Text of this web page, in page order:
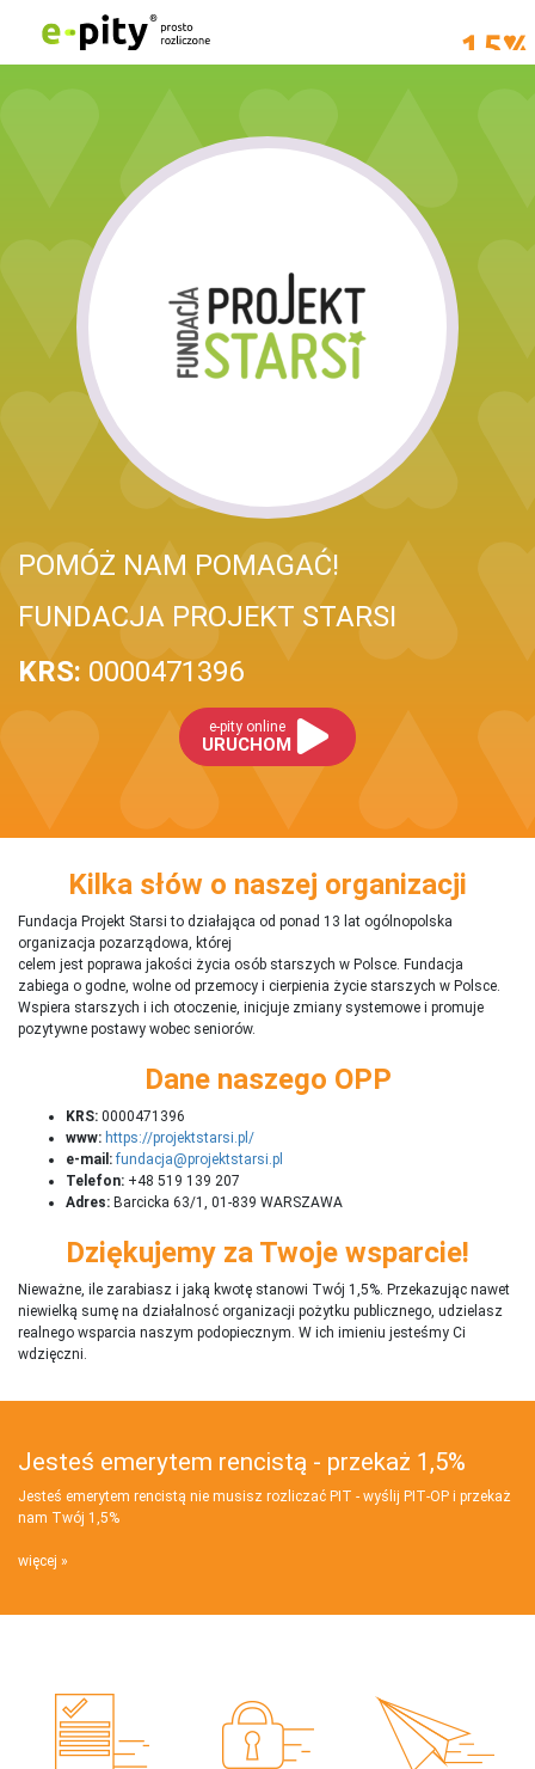
POMÓŻ NAM POMAGAĆ!
FUNDACJA PROJEKT STARSI
KRS: 0000471396
e-pity online
URUCHOM
Kilka słów o naszej organizacji
Fundacja Projekt Starsi to działająca od ponad 13 lat ogólnopolska
organizacja pozarządowa, której
celem jest poprawa jakości życia osób starszych w Polsce. Fundacja
zabiega o godne, wolne od przemocy i cierpienia życie starszych w Polsce.
Wspiera starszych i ich otoczenie, inicjuje zmiany systemowe i promuje
pozytywne postawy wobec seniorów.
Dane naszego OPP
KRS: 0000471396
www: https://projektstarsi.pl/
e-mail: fundacja@projektstarsi.pl
Telefon: +48 519 139 207
Adres: Barcicka 63/1, 01-839 WARSZAWA
Dziękujemy za Twoje wsparcie!
Nieważne, ile zarabiasz i jaką kwotę stanowi Twój 1,5%. Przekazując nawet
niewielką sumę na działalnosć organizacji pożytku publicznego, udzielasz
realnego wsparcia naszym podopiecznym. W ich imieniu jesteśmy Ci
wdzięczni.
Jesteś emerytem rencistą - przekaż 1,5%
Jesteś emerytem rencistą nie musisz rozliczać PIT - wyślij PIT‑OP i przekaż
nam Twój 1,5%
więcej